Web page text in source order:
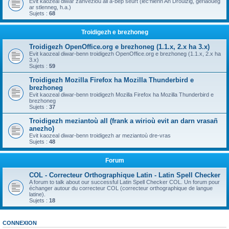
ar stlenneg, h.a.)
Sujets : 68
Troidigezh e brezhoneg
Troidigezh OpenOffice.org e brezhoneg (1.1.x, 2.x ha 3.x)
Evit kaozeal diwar-benn troidigezh OpenOffice.org e brezhoneg (1.1.x, 2.x ha
3.x)
Sujets : 59
Troidigezh Mozilla Firefox ha Mozilla Thunderbird e
brezhoneg
Evit kaozeal diwar-benn troidigezh Mozilla Firefox ha Mozilla Thunderbird e
brezhoneg
Sujets : 37
Troidigezh meziantoù all (frank a wirioù evit an darn vrasañ
anezho)
Evit kaozeal diwar-benn troidigezh ar meziantoù dre-vras
Sujets : 48
Forum
COL - Correcteur Orthographique Latin - Latin Spell Checker
A forum to talk about our successful Latin Spell Checker COL. Un forum pour
échanger autour du correcteur COL (correcteur orthographique de langue
latine).
Sujets : 18
CONNEXION